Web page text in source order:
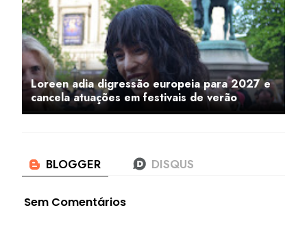
Loreen adia digressão europeia para 2027 e
cancela atuações em festivais de verão
Sem Comentários